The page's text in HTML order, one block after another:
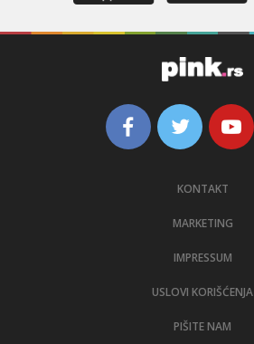
KONTAKT
MARKETING
IMPRESSUM
USLOVI KORIŠĆENJA
PIŠITE NAM